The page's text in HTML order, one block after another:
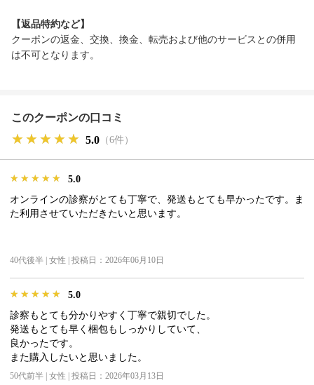
【返品特約など】
クーポンの返金、交換、換金、転売および他のサービスとの併用
は不可となります。
このクーポンの口コミ
★★★★★
★★★★★
★★★★★ 5.0 （6件）
★★★★★
★★★★★
★★★★★
5.0
オンラインの診察がとても丁寧で、発送もとても早かったです。ま
た利用させていただきたいと思います。
40代後半 | 女性 | 投稿日：2026年06月10日
★★★★★
★★★★★
★★★★★
5.0
診察もとても分かりやすく丁寧で親切でした。
発送もとても早く梱包もしっかりしていて、
良かったです。
また購入したいと思いました。
50代前半 | 女性 | 投稿日：2026年03月13日